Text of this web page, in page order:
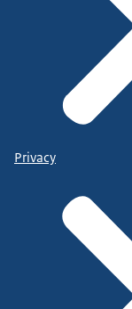
Privacy